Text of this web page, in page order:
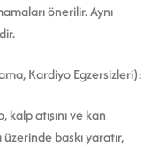
önerilir. Aynı
Kardiyo Egzersizleri):
atışını ve kan
baskı yaratır,